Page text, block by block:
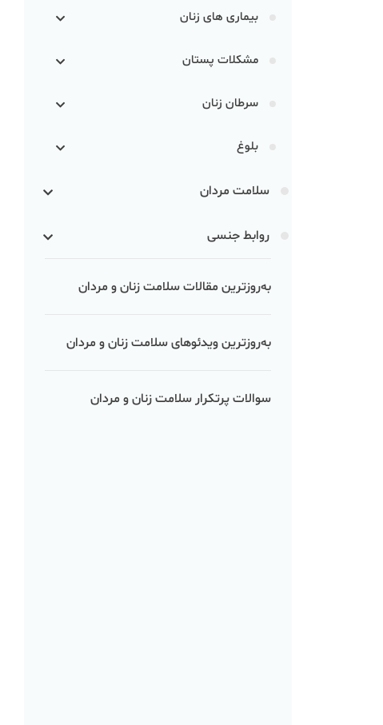
بیماری های زنان
مشکلات پستان
سرطان زنان
بلوغ
سلامت مردان
روابط جنسی
به‌روزترین مقالات سلامت زنان و مردان
به‌روزترین ویدئوهای سلامت زنان و مردان
سوالات پرتکرار سلامت زنان و مردان